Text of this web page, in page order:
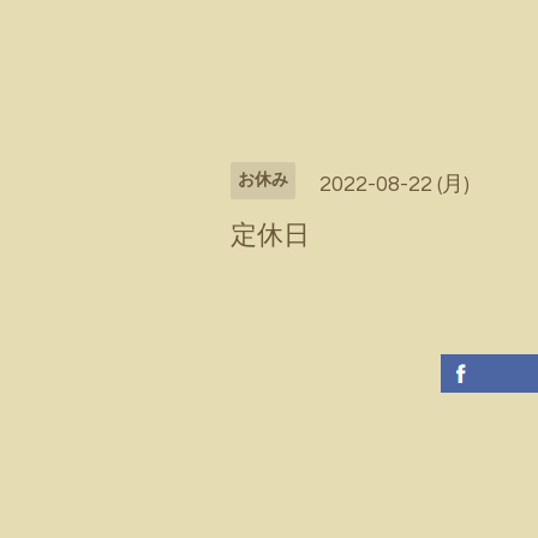
お休み 2022-08-22 (月)
定休日